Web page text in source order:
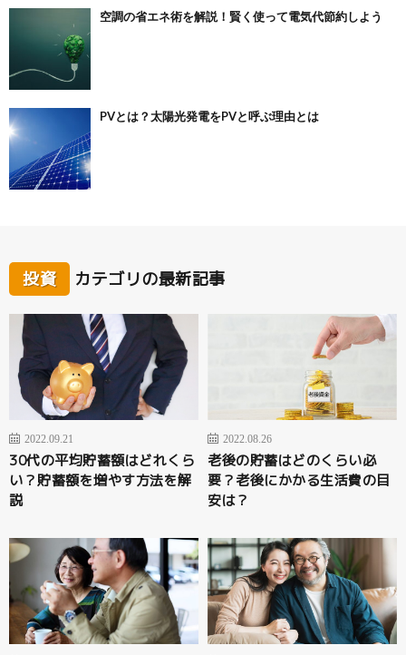
空調の省エネ術を解説！賢く使って電気代節約しよう
PVとは？太陽光発電をPVと呼ぶ理由とは
投資 カテゴリの最新記事
2022.09.21
30代の平均貯蓄額はどれくら
い？貯蓄額を増やす方法を解
説
2022.08.26
老後の貯蓄はどのくらい必
要？老後にかかる生活費の目
安は？